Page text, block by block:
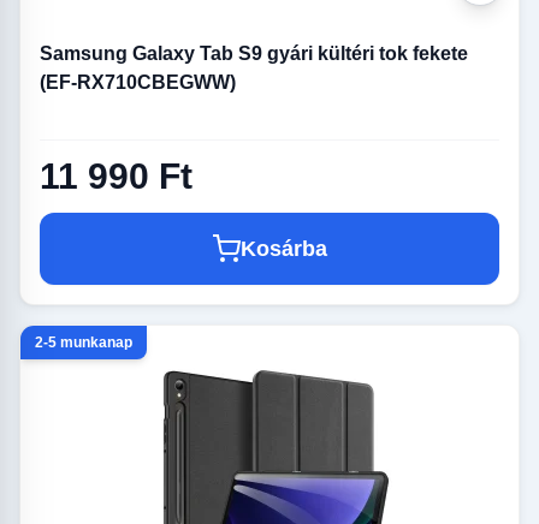
Samsung Galaxy Tab S9 gyári kültéri tok fekete
(EF-RX710CBEGWW)
11 990 Ft
Kosárba
2-5 munkanap